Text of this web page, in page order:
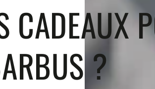
CADEAUX
?